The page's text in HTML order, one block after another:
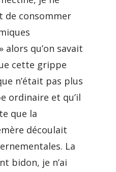
de consommer
alors qu’on savait
cette grippe
n’était pas plus
ordinaire et qu’il
que la
découlait
La
bidon, je n’ai